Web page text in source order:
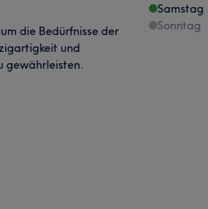
die Bedürfnisse der
und
gewährleisten.
Samstag
Sonntag